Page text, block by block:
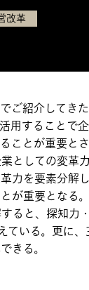
改革
ご紹介してき
用することで
ことが重要と
としての変革
力を要素分解
が重要となる。
ると、探知力
ている。更に
きる。